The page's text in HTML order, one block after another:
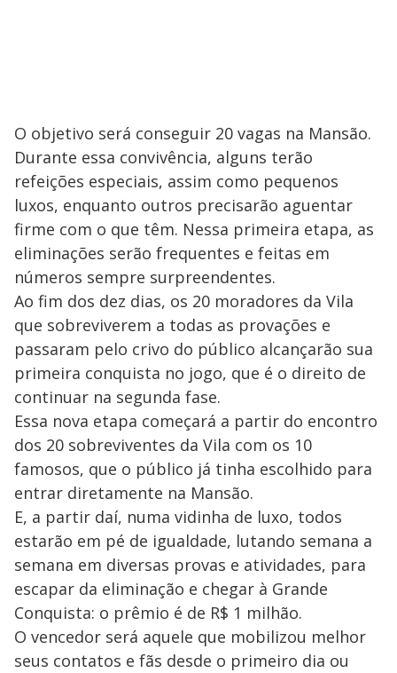
O objetivo será conseguir 20 vagas na Mansão.
Durante essa convivência, alguns terão
refeições especiais, assim como pequenos
luxos, enquanto outros precisarão aguentar
firme com o que têm. Nessa primeira etapa, as
eliminações serão frequentes e feitas em
números sempre surpreendentes.
Ao fim dos dez dias, os 20 moradores da Vila
que sobreviverem a todas as provações e
passaram pelo crivo do público alcançarão sua
primeira conquista no jogo, que é o direito de
continuar na segunda fase.
Essa nova etapa começará a partir do encontro
dos 20 sobreviventes da Vila com os 10
famosos, que o público já tinha escolhido para
entrar diretamente na Mansão.
E, a partir daí, numa vidinha de luxo, todos
estarão em pé de igualdade, lutando semana a
semana em diversas provas e atividades, para
escapar da eliminação e chegar à Grande
Conquista: o prêmio é de R$ 1 milhão.
O vencedor será aquele que mobilizou melhor
seus contatos e fãs desde o primeiro dia ou